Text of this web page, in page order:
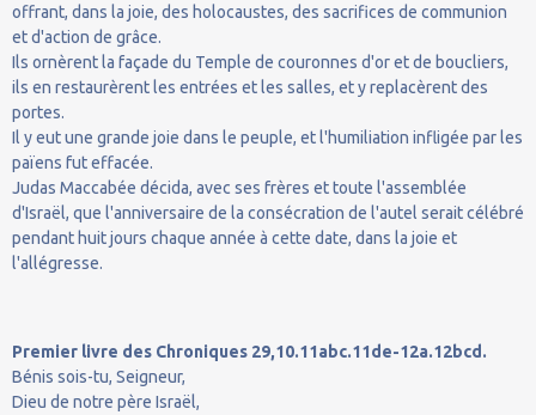
offrant, dans la joie, des holocaustes, des sacrifices de communion
et d'action de grâce.
Ils ornèrent la façade du Temple de couronnes d'or et de boucliers,
ils en restaurèrent les entrées et les salles, et y replacèrent des
portes.
Il y eut une grande joie dans le peuple, et l'humiliation infligée par les
païens fut effacée.
Judas Maccabée décida, avec ses frères et toute l'assemblée
d'Israël, que l'anniversaire de la consécration de l'autel serait célébré
pendant huit jours chaque année à cette date, dans la joie et
l'allégresse.
Premier livre des Chroniques 29,10.11abc.11de-12a.12bcd.
Bénis sois-tu, Seigneur,
Dieu de notre père Israël,